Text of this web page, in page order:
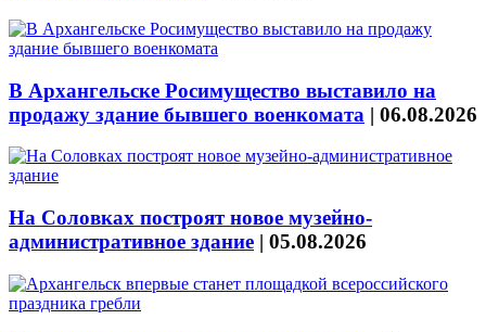
В Архангельске Росимущество выставило на
продажу здание бывшего военкомата | 06.08.2026
На Соловках построят новое музейно-
административное здание | 05.08.2026